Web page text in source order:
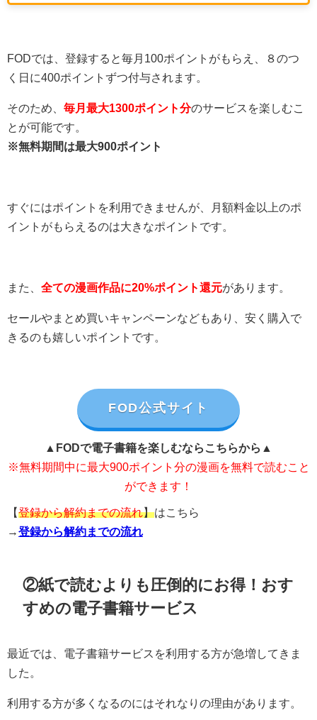
FODでは、登録すると毎月100ポイントがもらえ、８のつ
く日に400ポイントずつ付与されます。
そのため、 毎月最大1300ポイント分のサービスを楽しむこ
とが可能です。
※無料期間は最大900ポイント
すぐにはポイントを利用できませんが、月額料金以上のポ
イントがもらえるのは大きなポイントです。
また、 全ての漫画作品に20%ポイント還元があります。
セールやまとめ買いキャンペーンなどもあり、安く購入で
きるのも嬉しいポイントです。
FOD公式サイト
▲FODで電子書籍を楽しむならこちらから▲
※無料期間中に最大900ポイント分の漫画を無料で読むこと
ができます！
【登録から解約までの流れ】はこちら
→登録から解約までの流れ
②紙で読むよりも圧倒的にお得！おす
すめの電子書籍サービス
最近では、電子書籍サービスを利用する方が急増してきま
した。
利用する方が多くなるのにはそれなりの理由があります。